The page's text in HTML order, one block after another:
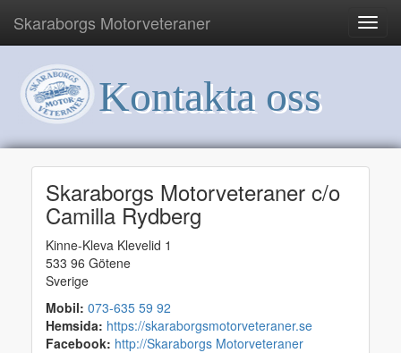
Skaraborgs Motorveteraner
Kontakta oss
Skaraborgs Motorveteraner c/o
Camilla Rydberg
Kinne-Kleva Klevelid 1
533 96 Götene
Sverige
Mobil: 073-635 59 92
Hemsida: https://skaraborgsmotorveteraner.se
Facebook: http://Skaraborgs Motorveteraner